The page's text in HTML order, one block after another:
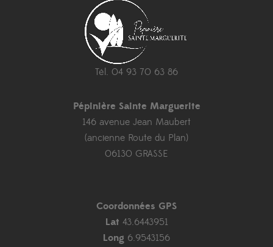
Tél. 04 93 70 63 86
Pépinière Sainte Marguerite
146 avenue Jean Maubert
(ancienne Route du Plan)
06130 GRASSE
Coordonnées GPS
Lat 43.6443951
Long 6.9543156